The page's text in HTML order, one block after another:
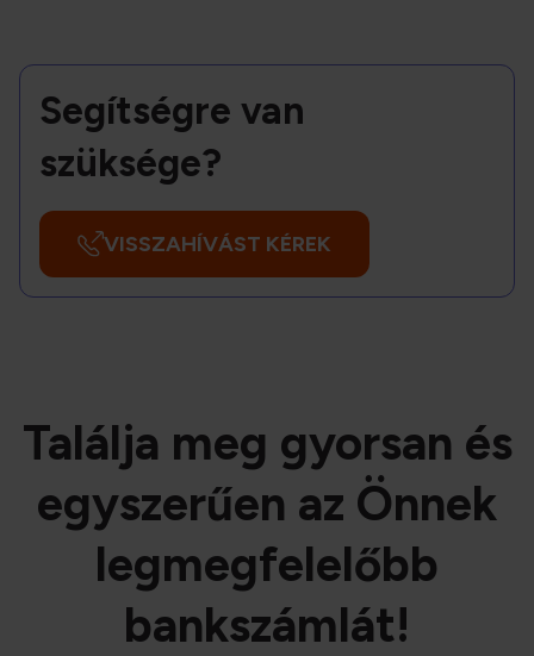
Segítségre van
szüksége?
VISSZAHÍVÁST KÉREK
Találja meg gyorsan és
egyszerűen az Önnek
legmegfelelőbb
bankszámlát!